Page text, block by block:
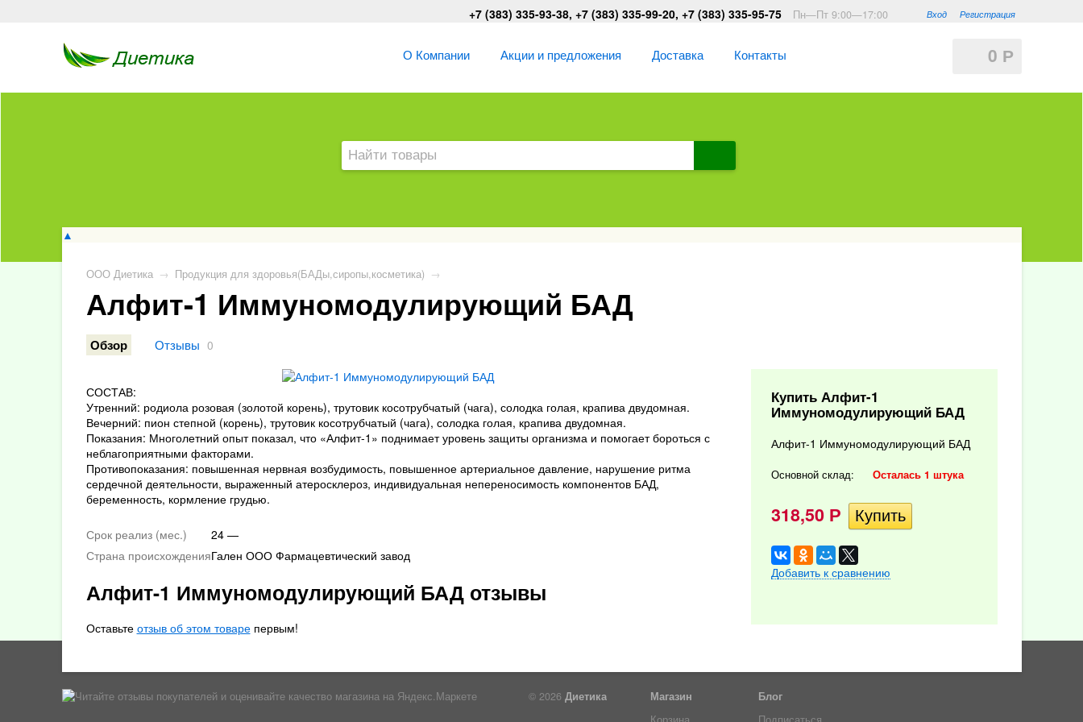
Вход Регистрация
+7 (383) 335-93-38, +7 (383) 335-99-20, +7 (383) 335-95-75 Пн—Пт 9:00—17:00
0 Р
О Компании Акции и предложения Доставка Контакты
▲
ООО Диетика → Продукция для здоровья(БАДы,сиропы,косметика) →
Алфит-1 Иммуномодулирующий БАД
Обзор Отзывы 0
Купить Алфит-1
Иммуномодулирующий БАД
Алфит-1 Иммуномодулирующий БАД
Основной склад: Осталась 1 штука
318,50 Р
Добавить к сравнению
СОСТАВ:
Утренний: родиола розовая (золотой корень), трутовик косотрубчатый (чага), солодка голая, крапива двудомная.
Вечерний: пион степной (корень), трутовик косотрубчатый (чага), солодка голая, крапива двудомная.
Показания: Многолетний опыт показал, что «Алфит-1» поднимает уровень защиты организма и помогает бороться с
неблагоприятными факторами.
Противопоказания: повышенная нервная возбудимость, повышенное артериальное давление, нарушение ритма
сердечной деятельности, выраженный атеросклероз, индивидуальная непереносимость компонентов БАД,
беременность, кормление грудью.
Срок реализ (мес.)
24 —
Страна происхожденияГален ООО Фармацевтический завод
Алфит-1 Иммуномодулирующий БАД отзывы
Оставьте отзыв об этом товарепервым!
© 2026 Диетика
Магазин
Блог